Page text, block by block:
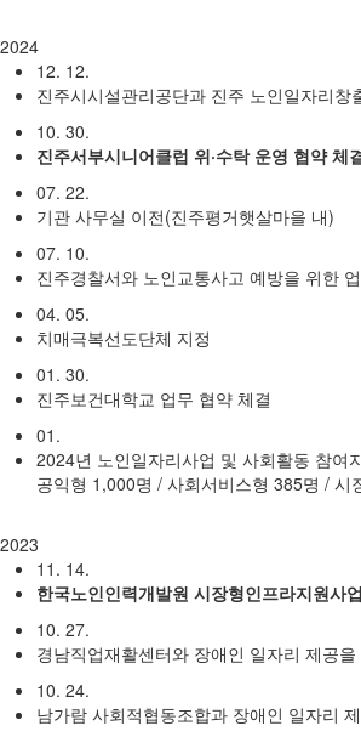
2024
12. 12.
진주시시설관리공단과 진주 노인일자리창
10. 30.
진주서부시니어클럽 위·수탁 운영 협약 체
07. 22.
기관 사무실 이전(진주평거햇살마을 내)
07. 10.
진주경찰서와 노인교통사고 예방을 위한
04. 05.
치매극복선도단체 지정
01. 30.
진주보건대학교 업무 협약 체결
01.
2024년 노인일자리사업 및 사회활동 참여
공익형 1,000명 / 사회서비스형 385명 / 시
2023
11. 14.
한국노인인력개발원 시장형인프라지원사
10. 27.
경남직업재활센터와 장애인 일자리 제공
10. 24.
남가람 사회적협동조합과 장애인 일자리